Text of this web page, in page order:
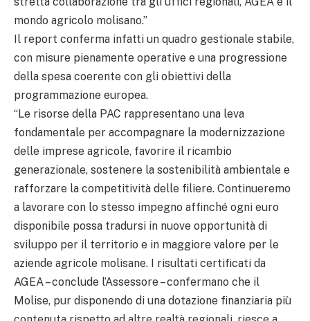
mondo agricolo molisano.”
Il report conferma infatti un quadro gestionale stabile,
con misure pienamente operative e una progressione
della spesa coerente con gli obiettivi della
programmazione europea.
“Le risorse della PAC rappresentano una leva
fondamentale per accompagnare la modernizzazione
delle imprese agricole, favorire il ricambio
generazionale, sostenere la sostenibilità ambientale e
rafforzare la competitività delle filiere. Continueremo
a lavorare con lo stesso impegno affinché ogni euro
disponibile possa tradursi in nuove opportunità di
sviluppo per il territorio e in maggiore valore per le
aziende agricole molisane. I risultati certificati da
AGEA – conclude l’Assessore – confermano che il
Molise, pur disponendo di una dotazione finanziaria più